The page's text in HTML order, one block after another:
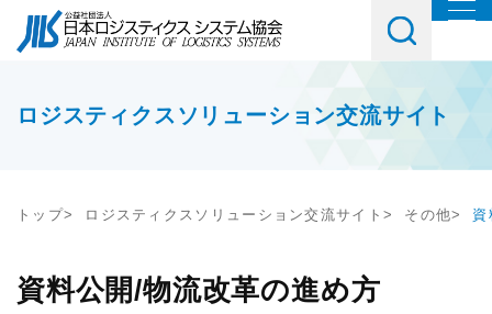
協会について
イベント・講習会・交流会
講座・コース
セミナー
物流コスト調査
ロジスティクスソリューション交流サイト
トップ ロジスティクスソリューション交流サイト その他 資
資料公開/物流改革の進め方